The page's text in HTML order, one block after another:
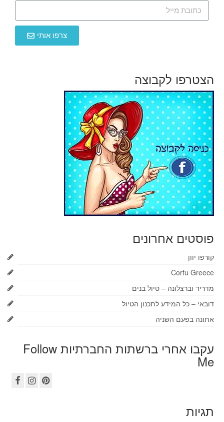
צרפו אותי
הצטרפו לקבוצה
פוסטים אחרונים
קורפו יוון
Corfu Greece
מדריד וברצלונה – טיול בנים
דובאי – כל המידע לתכנון הטיול
אתונה בפעם השניה
עקבו אחרי ברשתות החברתיות Follow
Me
תגיות